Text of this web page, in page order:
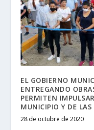
EL GOBIERNO
ENTREGANDO
PERMITEN
MUNICIPIO Y DE LAS
28 de octubre de 2020